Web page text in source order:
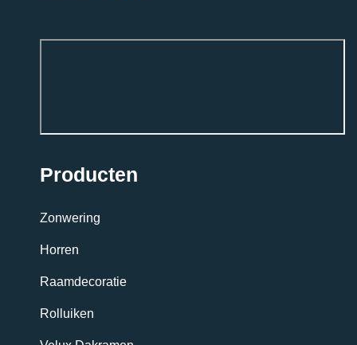
Producten
Zonwering
Horren
Raamdecoratie
Rolluiken